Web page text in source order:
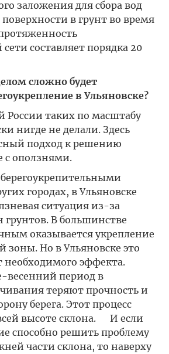
заложения для сбора вод
в грунт во время
составляет порядка 20
сложно будет
в Ульяновске?
России таких по масштабу
нигде не делали. Здесь
подход к решению
с оползнями.
городах, в Ульяновске
ситуация из-за
грунтов. В большинстве
оказывается укрепление
зоны. Но в Ульяновске это
необходимого эффекта.
весенний период в
теряют прочность и
берега. Этот процесс
высоте склона. И если
способно решить проблему
части склона, то наверху